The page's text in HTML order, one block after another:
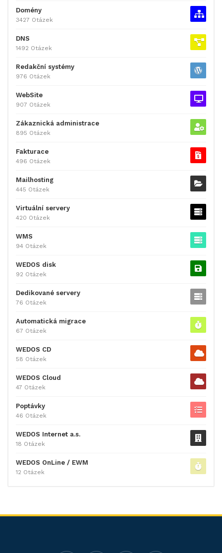
Domény
3427 Otázek
DNS
1492 Otázek
Redakční systémy
976 Otázek
WebSite
907 Otázek
Zákaznická administrace
895 Otázek
Fakturace
496 Otázek
Mailhosting
445 Otázek
Virtuální servery
420 Otázek
WMS
94 Otázek
WEDOS disk
92 Otázek
Dedikované servery
76 Otázek
Automatická migrace
67 Otázek
WEDOS CD
58 Otázek
WEDOS Cloud
47 Otázek
Poptávky
46 Otázek
WEDOS Internet a.s.
18 Otázek
WEDOS OnLine / EWM
12 Otázek